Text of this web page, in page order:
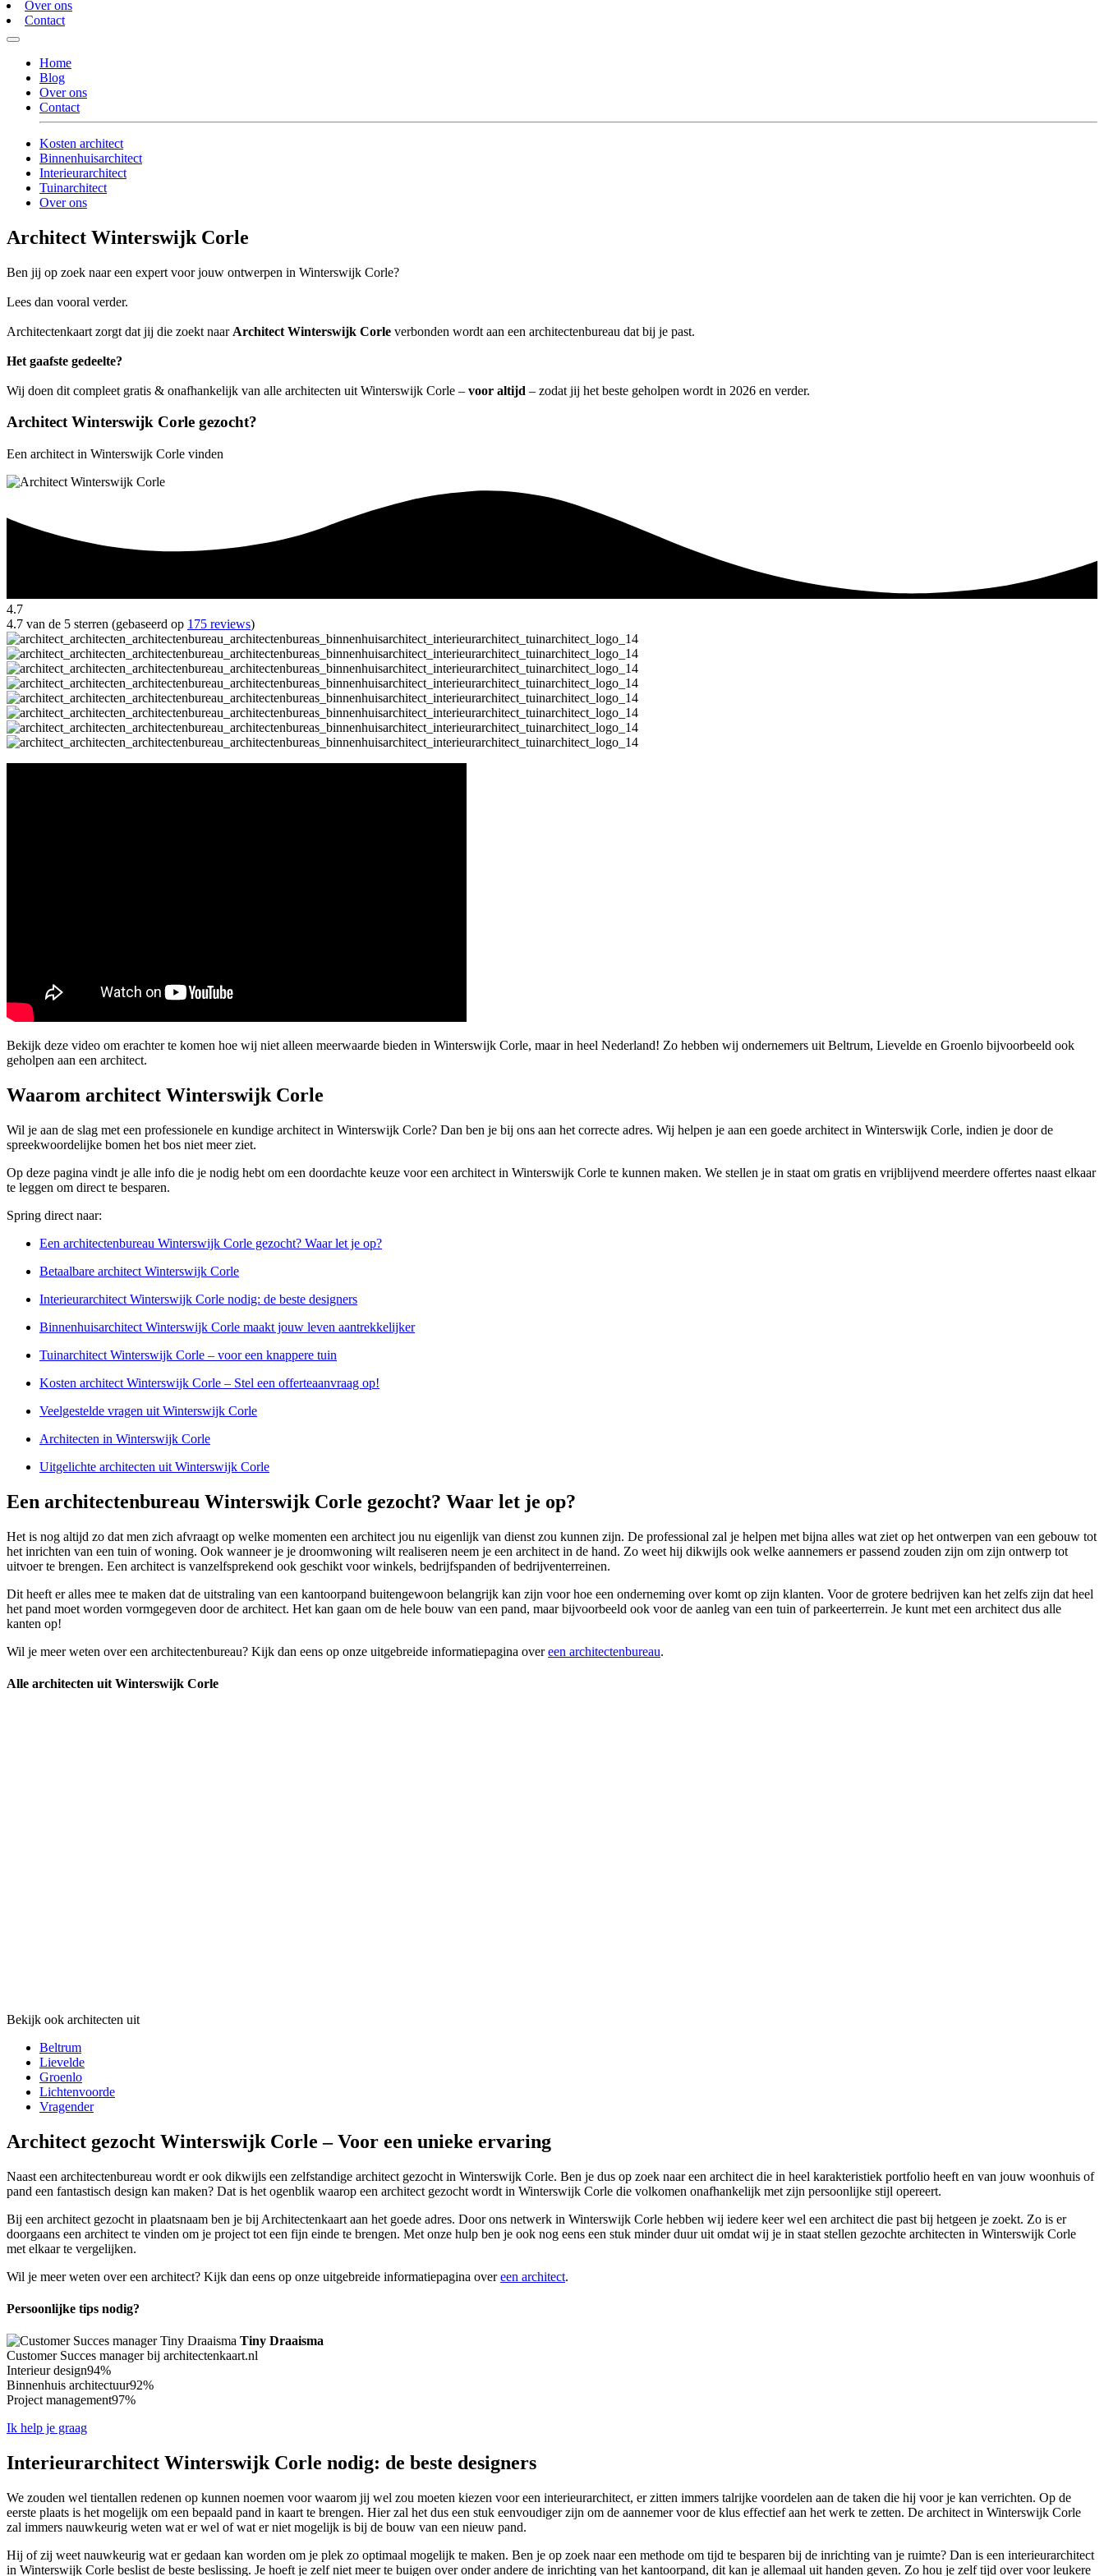
Over ons
Contact
Home
Blog
Over ons
Contact
Kosten architect
Binnenhuisarchitect
Interieurarchitect
Tuinarchitect
Over ons
Architect Winterswijk Corle
Ben jij op zoek naar een expert voor jouw ontwerpen in Winterswijk Corle?
Lees dan vooral verder.
Architectenkaart zorgt dat jij die zoekt naar Architect Winterswijk Corle verbonden wordt aan een architectenbureau dat bij je past.
Het gaafste gedeelte?
Wij doen dit compleet gratis & onafhankelijk van alle architecten uit Winterswijk Corle – voor altijd – zodat jij het beste geholpen wordt in 2026 en verder.
Architect Winterswijk Corle gezocht?
Een architect in Winterswijk Corle vinden
4.7
4.7 van de 5 sterren (gebaseerd op 175 reviews)
Bekijk deze video om erachter te komen hoe wij niet alleen meerwaarde bieden in Winterswijk Corle, maar in heel Nederland! Zo hebben wij ondernemers uit Beltrum, Lievelde en Groenlo bijvoorbeeld ook
geholpen aan een architect.
Waarom architect Winterswijk Corle
Wil je aan de slag met een professionele en kundige architect in Winterswijk Corle? Dan ben je bij ons aan het correcte adres. Wij helpen je aan een goede architect in Winterswijk Corle, indien je door de
spreekwoordelijke bomen het bos niet meer ziet.
Op deze pagina vindt je alle info die je nodig hebt om een doordachte keuze voor een architect in Winterswijk Corle te kunnen maken. We stellen je in staat om gratis en vrijblijvend meerdere offertes naast elkaar
te leggen om direct te besparen.
Spring direct naar:
Een architectenbureau Winterswijk Corle gezocht? Waar let je op?
Betaalbare architect Winterswijk Corle
Interieurarchitect Winterswijk Corle nodig: de beste designers
Binnenhuisarchitect Winterswijk Corle maakt jouw leven aantrekkelijker
Tuinarchitect Winterswijk Corle – voor een knappere tuin
Kosten architect Winterswijk Corle – Stel een offerteaanvraag op!
Veelgestelde vragen uit Winterswijk Corle
Architecten in Winterswijk Corle
Uitgelichte architecten uit Winterswijk Corle
Een architectenbureau Winterswijk Corle gezocht? Waar let je op?
Het is nog altijd zo dat men zich afvraagt op welke momenten een architect jou nu eigenlijk van dienst zou kunnen zijn. De professional zal je helpen met bijna alles wat ziet op het ontwerpen van een gebouw tot
het inrichten van een tuin of woning. Ook wanneer je je droomwoning wilt realiseren neem je een architect in de hand. Zo weet hij dikwijls ook welke aannemers er passend zouden zijn om zijn ontwerp tot
uitvoer te brengen. Een architect is vanzelfsprekend ook geschikt voor winkels, bedrijfspanden of bedrijventerreinen.
Dit heeft er alles mee te maken dat de uitstraling van een kantoorpand buitengewoon belangrijk kan zijn voor hoe een onderneming over komt op zijn klanten. Voor de grotere bedrijven kan het zelfs zijn dat heel
het pand moet worden vormgegeven door de architect. Het kan gaan om de hele bouw van een pand, maar bijvoorbeeld ook voor de aanleg van een tuin of parkeerterrein. Je kunt met een architect dus alle
kanten op!
Wil je meer weten over een architectenbureau? Kijk dan eens op onze uitgebreide informatiepagina overeen architectenbureau.
Alle architecten uit Winterswijk Corle
Bekijk ook architecten uit
Beltrum
Lievelde
Groenlo
Lichtenvoorde
Vragender
Architect gezocht Winterswijk Corle – Voor een unieke ervaring
Naast een architectenbureau wordt er ook dikwijls een zelfstandige architect gezocht in Winterswijk Corle. Ben je dus op zoek naar een architect die in heel karakteristiek portfolio heeft en van jouw woonhuis of
pand een fantastisch design kan maken? Dat is het ogenblik waarop een architect gezocht wordt in Winterswijk Corle die volkomen onafhankelijk met zijn persoonlijke stijl opereert.
Bij een architect gezocht in plaatsnaam ben je bij Architectenkaart aan het goede adres. Door ons netwerk in Winterswijk Corle hebben wij iedere keer wel een architect die past bij hetgeen je zoekt. Zo is er
doorgaans een architect te vinden om je project tot een fijn einde te brengen. Met onze hulp ben je ook nog eens een stuk minder duur uit omdat wij je in staat stellen gezochte architecten in Winterswijk Corle
met elkaar te vergelijken.
Wil je meer weten over een architect? Kijk dan eens op onze uitgebreide informatiepagina overeen architect.
Persoonlijke tips nodig?
Tiny Draaisma
Customer Succes manager bij architectenkaart.nl
Interieur design94%
Binnenhuis architectuur92%
Project management97%
Ik help je graag
Interieurarchitect Winterswijk Corle nodig: de beste designers
We zouden wel tientallen redenen op kunnen noemen voor waarom jij wel zou moeten kiezen voor een interieurarchitect, er zitten immers talrijke voordelen aan de taken die hij voor je kan verrichten. Op de
eerste plaats is het mogelijk om een bepaald pand in kaart te brengen. Hier zal het dus een stuk eenvoudiger zijn om de aannemer voor de klus effectief aan het werk te zetten. De architect in Winterswijk Corle
zal immers nauwkeurig weten wat er wel of wat er niet mogelijk is bij de bouw van een nieuw pand.
Hij of zij weet nauwkeurig wat er gedaan kan worden om je plek zo optimaal mogelijk te maken. Ben je op zoek naar een methode om tijd te besparen bij de inrichting van je ruimte? Dan is een interieurarchitect
in Winterswijk Corle beslist de beste beslissing. Je hoeft je zelf niet meer te buigen over onder andere de inrichting van het kantoorpand, dit kan je allemaal uit handen geven. Zo hou je zelf tijd over voor leukere